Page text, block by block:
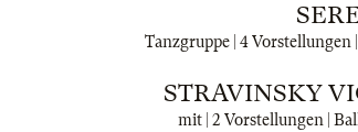
Tanzgruppe | 4 Vorstellungen |
STRAVINSKY
mit | 2 Vorstellungen |